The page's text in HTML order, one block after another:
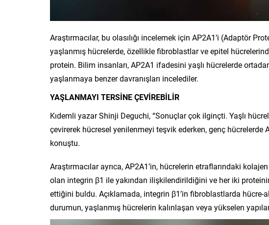
Araştırmacılar, bu olasılığı incelemek için AP2A1’i (Adaptör
yaşlanmış hücrelerde, özellikle fibroblastlar ve epitel
protein. Bilim insanları, AP2A1 ifadesini yaşlı hücrelerde
yaşlanmaya benzer davranışları incelediler.
YAŞLANMAYI TERSİNE ÇEVİREBİLİR
Kıdemli yazar Shinji Deguchi, “Sonuçlar çok ilginçti. Yaşlı
çevirerek hücresel yenilenmeyi teşvik ederken, genç hücrelerde
konuştu.
Araştırmacılar ayrıca, AP2A1’in, hücrelerin etraflarındaki
olan integrin β1 ile yakından ilişkilendirildiğini ve her iki
ettiğini buldu. Açıklamada, integrin β1’in fibroblastlarda hücre-
durumun, yaşlanmış hücrelerin kalınlaşan veya yükselen